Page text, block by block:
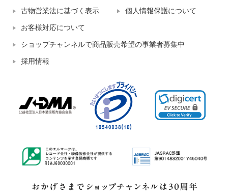
古物営業法に基づく表示 個人情報保護について
お客様対応について
ショップチャンネルで商品販売希望の事業者募集中
採用情報